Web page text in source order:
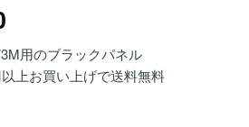
用のブラックパネル
上お買い上げで送料無料